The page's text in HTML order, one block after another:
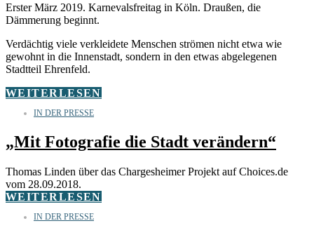
Erster März 2019. Karnevalsfreitag in Köln. Draußen, die
Dämmerung beginnt.
Verdächtig viele verkleidete Menschen strömen nicht etwa wie
gewohnt in die Innenstadt, sondern in den etwas abgelegenen
Stadtteil Ehrenfeld.
WEITERLESEN
IN DER PRESSE
„Mit Fotografie die Stadt verändern“
Thomas Linden über das Chargesheimer Projekt auf Choices.de
vom 28.09.2018.
WEITERLESEN
IN DER PRESSE